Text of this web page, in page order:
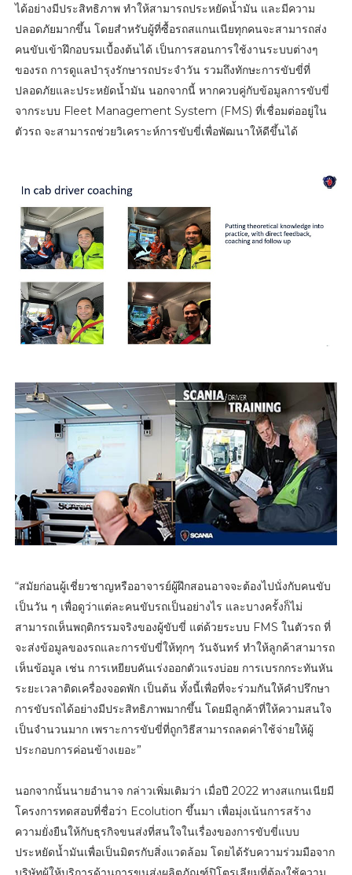
ได้อย่างมีประสิทธิภาพ ทำให้สามารถประหยัดน้ำมัน และมีความ
ปลอดภัยมากขึ้น โดยสำหรับผู้ที่ซื้อรถสแกนเนียทุกคนจะสามารถส่ง
คนขับเข้าฝึกอบรมเบื้องต้นได้ เป็นการสอนการใช้งานระบบต่างๆ
ของรถ การดูแลบำรุงรักษารถประจำวัน รวมถึงทักษะการขับขี่ที่
ปลอดภัยและประหยัดน้ำมัน นอกจากนี้ หากควบคู่กับข้อมูลการขับขี่
จากระบบ Fleet Management System (FMS) ที่เชื่อมต่ออยู่ใน
ตัวรถ จะสามารถช่วยวิเคราะห์การขับขี่เพื่อพัฒนาให้ดีขึ้นได้
“สมัยก่อนผู้เชี่ยวชาญหรืออาจารย์ผู้ฝึกสอนอาจจะต้องไปนั่งกับคนขับ
เป็นวัน ๆ เพื่อดูว่าแต่ละคนขับรถเป็นอย่างไร และบางครั้งก็ไม่
สามารถเห็นพฤติกรรมจริงของผู้ขับขี่ แต่ด้วยระบบ FMS ในตัวรถ ที่
จะส่งข้อมูลของรถและการขับขี่ให้ทุกๆ วันจันทร์ ทำให้ลูกค้าสามารถ
เห็นข้อมูล เช่น การเหยียบคันเร่งออกตัวแรงบ่อย การเบรกกระทันหัน
ระยะเวลาติดเครื่องจอดพัก เป็นต้น ทั้งนี้เพื่อที่จะร่วมกันให้คำปรึกษา
การขับรถได้อย่างมีประสิทธิภาพมากขึ้น โดยมีลูกค้าที่ให้ความสนใจ
เป็นจำนวนมาก เพราะการขับขี่ที่ถูกวิธีสามารถลดค่าใช้จ่ายให้ผู้
ประกอบการค่อนข้างเยอะ”
นอกจากนั้นนายอำนาจ กล่าวเพิ่มเติมว่า เมื่อปี 2022 ทางสแกนเนียมี
โครงการทดสอบที่ชื่อว่า Ecolution ขึ้นมา เพื่อมุ่งเน้นการสร้าง
ความยั่งยืนให้กับธุรกิจขนส่งที่สนใจในเรื่องของการขับขี่แบบ
ประหยัดน้ำมันเพื่อเป็นมิตรกับสิ่งแวดล้อม โดยได้รับความร่วมมือจาก